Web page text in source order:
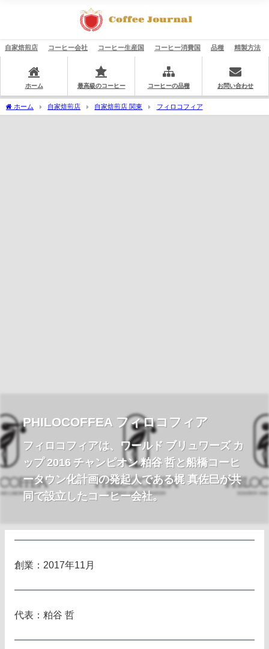
自家焙煎店 コーヒー会社 コーヒー生産国 コーヒー消費国 品種 精製方法
ホーム 最高級のコーヒー コーヒーの品種 お問い合わせ
ホーム 自家焙煎店 自家焙煎店 関東 フィロコフィア
PHILOCOFFEA フィロコフィア
フィロコフィアは、ワールド ブリュワーズ カ
ップ 2016 チャンピオン 粕谷 哲と船橋コーヒ
ータウン化計画の発起人である梶 真佐巳が共
同で設立したコーヒー会社。
創業：2017年11月
代表：粕谷 哲